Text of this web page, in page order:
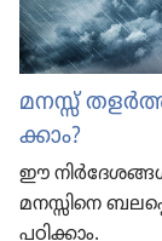
മനസ്സ്‌
ക്കാം?
ഈ
മനസ്സിനെ
പഠിക്കാം.